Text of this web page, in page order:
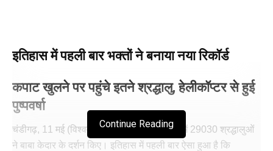
इतिहास में पहली बार भक्तों ने बनाया नया रिकॉर्ड
कपाट खुलने पर पहुंचे इतने श्रद्धालु, हेलीकॉप्टर से हुई
पुष्पवर्षा
चंडीगढ़, 11 मई (विश्ववार्ता) कपाटोद्घाटन पर धाम में 29030 श्रद्धालुओं
ने बाबा केदार के दर्शन किए। इतिहास में पहली बार ऐसा हुआ है कि
Continue Reading